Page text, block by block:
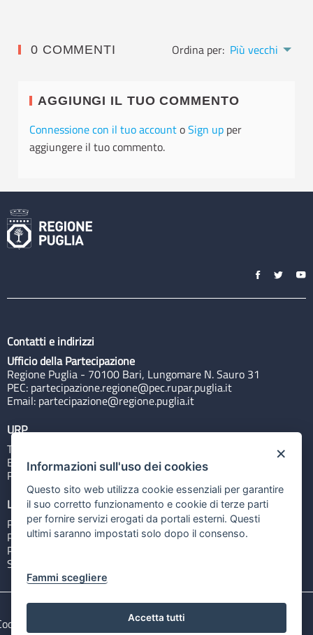
0 COMMENTI Ordina per: Più vecchi
AGGIUNGI IL TUO COMMENTO
Connessione con il tuo accountoSign up per
aggiungere il tuo commento.
Contatti e indirizzi
Ufficio della Partecipazione
Regione Puglia - 70100 Bari, Lungomare N. Sauro 31
PEC: partecipazione.regione@pec.rupar.puglia.it
Email: partecipazione@regione.puglia.it
URP
Tel: 800713939
Email:quiregione@regione.puglia.it
Rubrica
Link utili
Portale Istituzionale
PO FESR Puglia 2014-2020
PSR Puglia 2014-2020
Sistema Puglia
e privacy
Note legali
×
Informazioni sull'uso dei cookies
Questo sito web utilizza cookie essenziali per garantire
il suo corretto funzionamento e cookie di terze parti
per fornire servizi erogati da portali esterni. Questi
ultimi saranno impostati solo dopo il consenso.
Fammi scegliere
Accetta tutti